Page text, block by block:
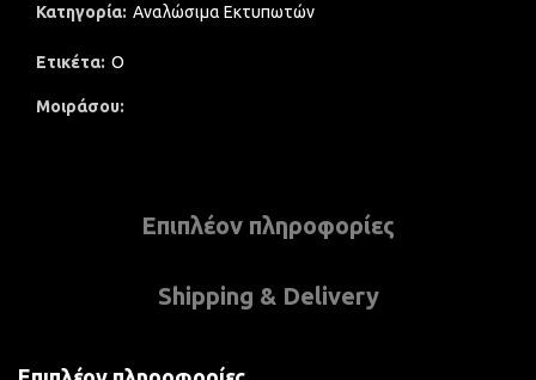
Κατηγορία: Αναλώσιμα Εκτυπωτών
Ετικέτα: Ο
Μοιράσου
Επιπλέον πληροφορίες
Shipping & Delivery